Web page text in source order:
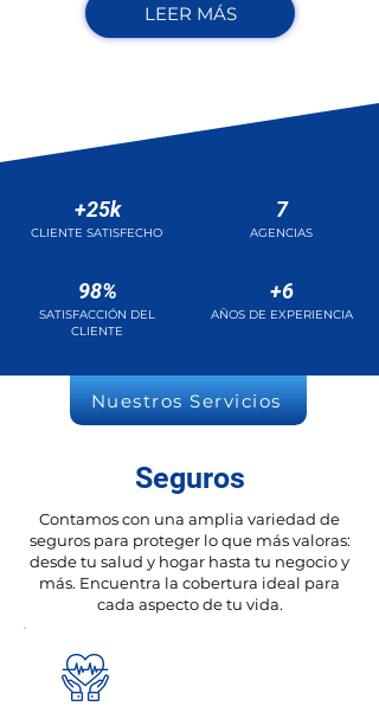
LEER MÁS
+25k
CLIENTE SATISFECHO
98%
SATISFACCIÓN DEL
CLIENTE
7
AGENCIAS
+6
AÑOS DE EXPERIENCIA
Nuestros Servicios
Seguros
Contamos con una amplia variedad de
seguros para proteger lo que más valoras:
desde tu salud y hogar hasta tu negocio y
más. Encuentra la cobertura ideal para
cada aspecto de tu vida.